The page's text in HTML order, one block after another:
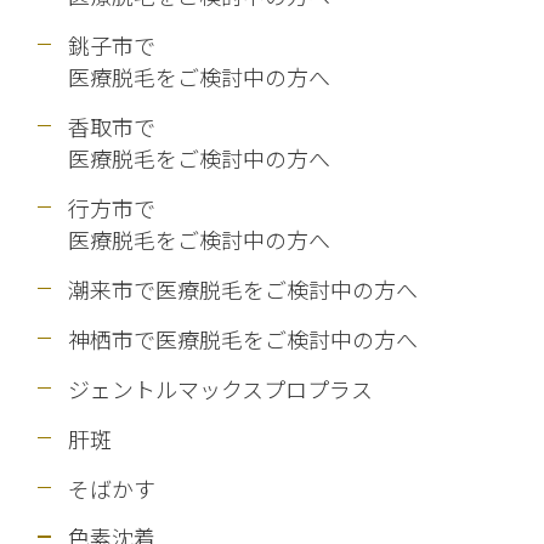
銚子市で
医療脱毛をご検討中の方へ
香取市で
医療脱毛をご検討中の方へ
行方市で
医療脱毛をご検討中の方へ
潮来市で医療脱毛をご検討中の方へ
神栖市で医療脱毛をご検討中の方へ
ジェントルマックスプロプラス
肝斑
そばかす
色素沈着